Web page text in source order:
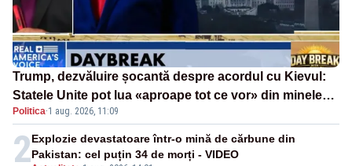
Trump, dezvăluire șocantă despre acordul cu Kievul:
Statele Unite pot lua «aproape tot ce vor» din minele
Ucrainei”
Politica·1 aug. 2026, 11:09
2Explozie devastatoare într-o mină de cărbune din
Pakistan: cel puțin 34 de morți - VIDEO